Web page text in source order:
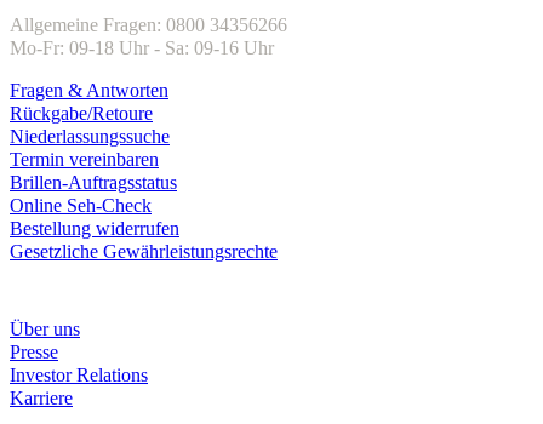
Allgemeine Fragen: 0800 34356266
Mo-Fr: 09-18 Uhr - Sa: 09-16 Uhr
Fragen & Antworten
Rückgabe/Retoure
Niederlassungssuche
Termin vereinbaren
Brillen-Auftragsstatus
Online Seh-Check
Bestellung widerrufen
Gesetzliche Gewährleistungsrechte
Über uns
Presse
Investor Relations
Karriere